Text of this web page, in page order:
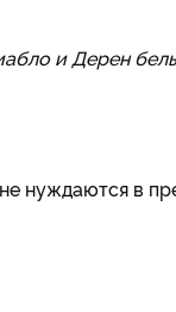
и Дерен
нуждаются в